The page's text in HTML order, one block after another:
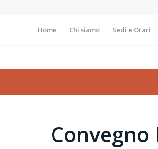
Home Chi siamo Sedi e Orari